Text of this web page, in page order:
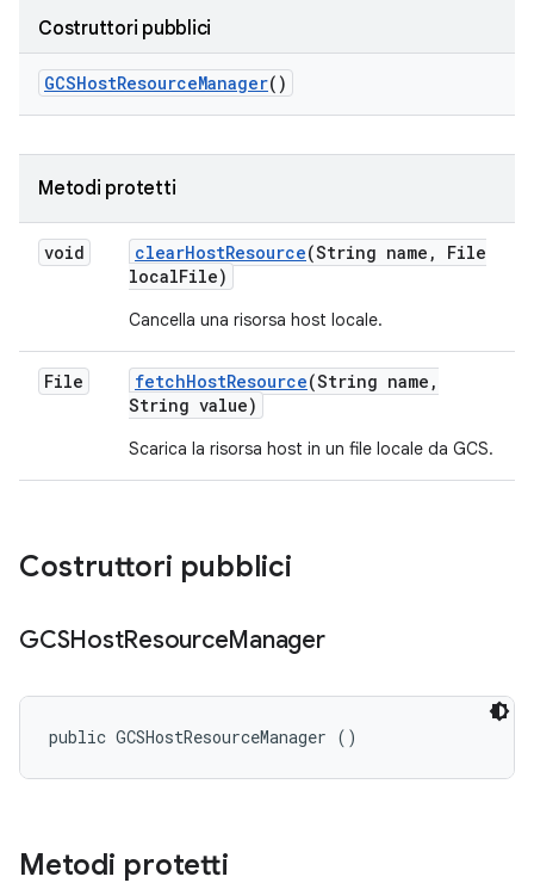
Costruttori pubblici
GCSHostResourceManager()
Metodi protetti
void clearHostResource(String name ,
File
localFile)
Cancella una risorsa host locale.
File fetchHostResource(String name ,
String value)
Scarica la risorsa host in un file locale da GCS.
Costruttori pubblici
GCSHostResourceManager
public GCSHostResourceManager ()
Metodi protetti